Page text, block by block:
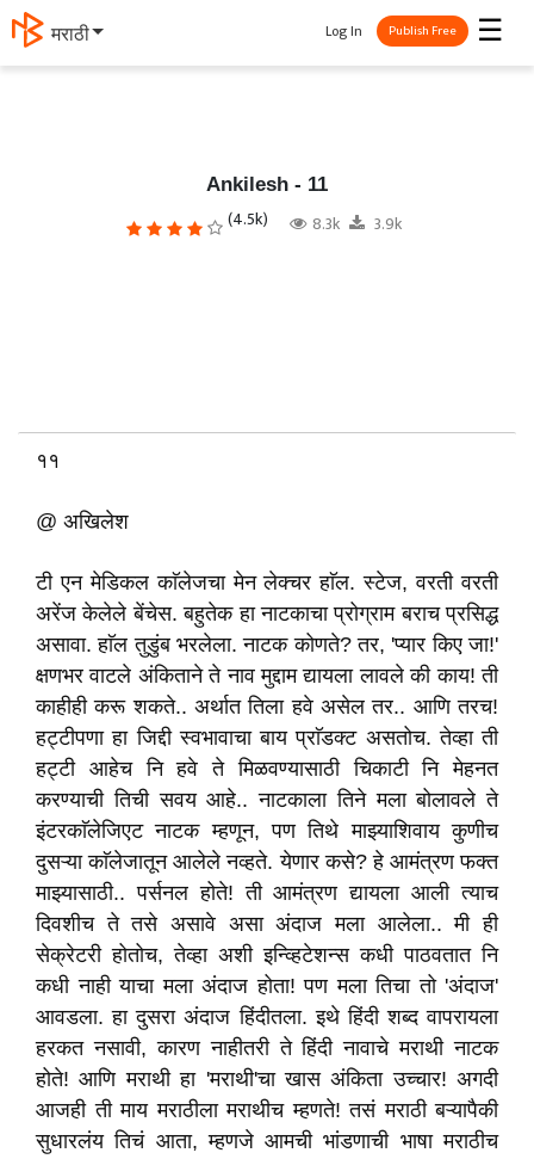
தமிழ் ☰
Log In Publish Free
Ankilesh - 11
(4.5k) 8.3k 3.9k
११
@ अखिलेश
टी एन मेडिकल काॅलेजचा मेन लेक्चर हाॅल. स्टेज, वरती वरती
अरेंज केलेले बेंचेस. बहुतेक हा नाटकाचा प्रोग्राम बराच प्रसिद्ध
असावा. हाॅल तुडुंब भरलेला. नाटक कोणते? तर, 'प्यार किए जा!'
क्षणभर वाटले अंकिताने ते नाव मुद्दाम द्यायला लावले की काय! ती
काहीही करू शकते.. अर्थात तिला हवे असेल तर.. आणि तरच!
हट्टीपणा हा जिद्दी स्वभावाचा बाय प्राॅडक्ट असतोच. तेव्हा ती
हट्टी आहेच नि हवे ते मिळवण्यासाठी चिकाटी नि मेहनत
करण्याची तिची सवय आहे.. नाटकाला तिने मला बोलावले ते
इंटरकाॅलेजिएट नाटक म्हणून, पण तिथे माझ्याशिवाय कुणीच
दुसऱ्या काॅलेजातून आलेले नव्हते. येणार कसे? हे आमंत्रण फक्त
माझ्यासाठी.. पर्सनल होते! ती आमंत्रण द्यायला आली त्याच
दिवशीच ते तसे असावे असा अंदाज मला आलेला.. मी ही
सेक्रेटरी होतोच, तेव्हा अशी इन्व्हिटेशन्स कधी पाठवतात नि
कधी नाही याचा मला अंदाज होता! पण मला तिचा तो 'अंदाज'
आवडला. हा दुसरा अंदाज हिंदीतला. इथे हिंदी शब्द वापरायला
हरकत नसावी, कारण नाहीतरी ते हिंदी नावाचे मराथी नाटक
होते! आणि मराथी हा 'मराथी'चा खास अंकिता उच्चार! अगदी
आजही ती माय मराठीला मराथीच म्हणते! तसं मराठी बऱ्यापैकी
सुधारलंय तिचं आता, म्हणजे आमची भांडणाची भाषा मराठीच